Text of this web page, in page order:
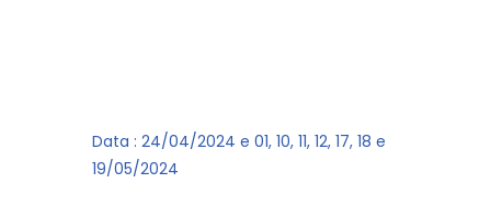
Data : 24/04/2024 e 01, 10, 11, 12, 17, 18 e
19/05/2024